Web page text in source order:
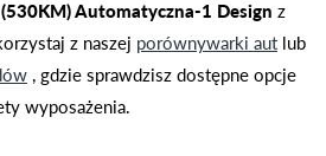
Automatyczna-1 Design z
z naszej porównywarki aut lub
, gdzie sprawdzisz dostępne opcje
wyposażenia.